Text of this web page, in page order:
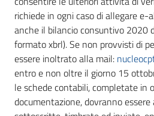
richiede in ogni caso di allegare
anche il bilancio consuntivo 2020
formato xbrl). Se non provvisti di
essere inoltrato alla mail:
entro e non oltre il giorno 15
le schede contabili, completate in
documentazione, dovranno essere